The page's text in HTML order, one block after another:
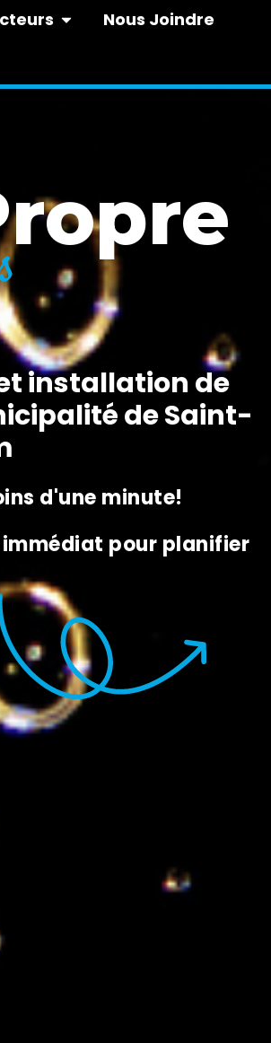
Nous Joindre
installation de
de Saint-
d'une minute!
immédiat pour planifier